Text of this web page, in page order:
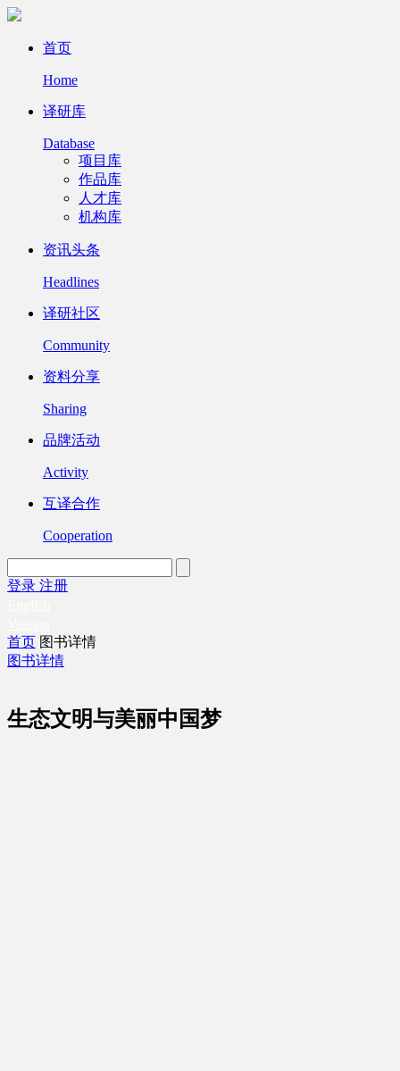
首页
Home
译研库
Database
项目库
作品库
人才库
机构库
资讯头条
Headlines
译研社区
Community
资料分享
Sharing
品牌活动
Activity
互译合作
Cooperation
登录 注册
首页 图书详情
图书详情
生态文明与美丽中国梦